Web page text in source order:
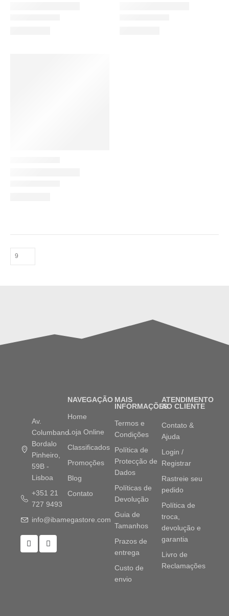
Av.
Columbano
Bordalo
Pinheiro,
59B -
Lisboa
+351 21
727 9493
info@ibamegastore.com
NAVEGAÇÃO
Home
Loja Online
Classificados
Promoções
Blog
Contato
MAIS
INFORMAÇÕES
Termos e
Condições
Política de
Protecção de
Dados
Políticas de
Devolução
Guia de
Tamanhos
Prazos de
entrega
Custo de
envio
ATENDIMENTO
AO CLIENTE
Contato &
Ajuda
Login /
Registrar
Rastreie seu
pedido
Política de
troca,
devolução e
garantia
Livro de
Reclamações